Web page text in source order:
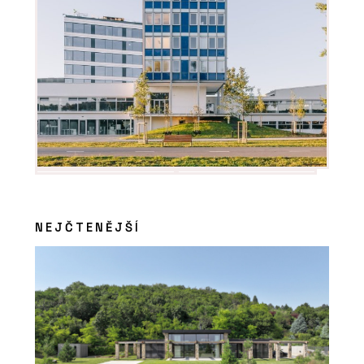
vylepšení, která ocení architekti
NEJČTENĚJŠÍ